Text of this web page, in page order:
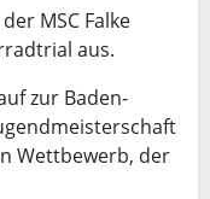
MSC Falke
aus.
zur Baden-
Wettbewerb, der